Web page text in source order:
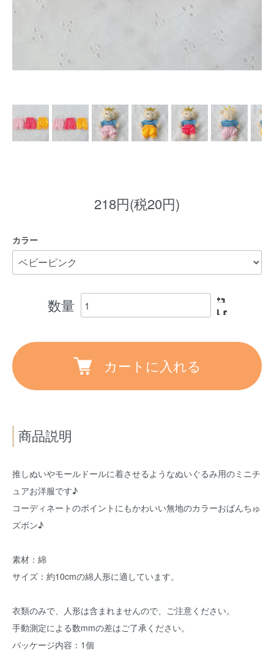
218円(税20円)
カラー
数量
カートに入れる
商品説明
推しぬいやモールドールに着させるようなぬいぐるみ用のミニチ
ュアお洋服です♪
コーディネートのポイントにもかわいい無地のカラーおばんちゅ
ズボン♪
素材：綿
サイズ：約10cmの綿人形に適しています。
衣類のみで、人形は含まれませんので、ご注意ください。
手動測定による数mmの差はご了承ください。
パッケージ内容：1個